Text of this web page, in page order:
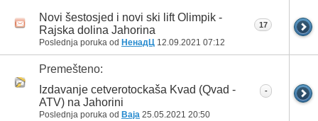
Novi šestosjed i novi ski lift Olimpik -
Rajska dolina Jahorina
Poslednja poruka od НенадЦ 12.09.2021 07:12
17
Premešteno:
Izdavanje cetverotockaša Kvad (Qvad -
ATV) na Jahorini
Poslednja poruka od Baja 25.05.2021 20:50
-